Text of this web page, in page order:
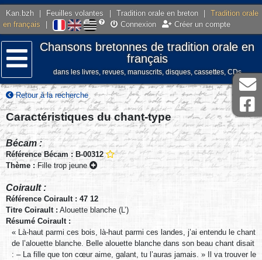
Kan.bzh Feuilles volantes Tradition orale en breton
Tradition orale
en français
Connexion Créer un compte
Menu
Chansons bretonnes de tradition orale en
français
dans les livres, revues, manuscrits, disques, cassettes, CDs
Retour à la recherche
Caractéristiques du chant-type
Bécam :
Référence Bécam : B-00312
Thème : Fille trop jeune
Coirault :
Référence Coirault : 47 12
Titre Coirault : Alouette blanche (L’)
Résumé Coirault :
« Là-haut parmi ces bois, là-haut parmi ces landes, j’ai entendu le chant
de l’alouette blanche. Belle alouette blanche dans son beau chant disait
: – La fille que ton cœur aime, galant, tu l’auras jamais. » Il va trouver le